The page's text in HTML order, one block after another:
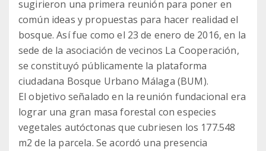
sugirieron una primera reunión para poner en
común ideas y propuestas para hacer realidad el
bosque. Así fue como el 23 de enero de 2016, en la
sede de la asociación de vecinos La Cooperación,
se constituyó públicamente la plataforma
ciudadana Bosque Urbano Málaga (BUM).
El objetivo señalado en la reunión fundacional era
lograr una gran masa forestal con especies
vegetales autóctonas que cubriesen los 177.548
m2 de la parcela. Se acordó una presencia